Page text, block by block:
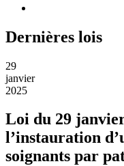
Dernières lois
29
janvier
2025
Loi du 29
l’instauration
soignants par